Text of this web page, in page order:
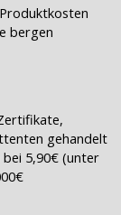
bergen
gehandelt
5,90€ (unter